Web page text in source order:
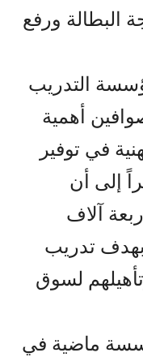
البطالة ورفع
التدريب
أهمية
في توفير
إلى أن
آلاف
تدريب
لسوق
ماضية في